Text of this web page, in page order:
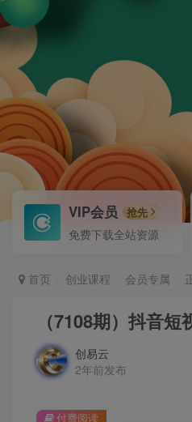
VIP会员 抢先
免费下载全站资源
首页 创业课程 会员专属
（7108期）抖音
创易云
2年前发布
付费阅读